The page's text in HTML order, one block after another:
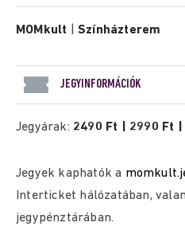
MOMkult |Színházterem
JEGYINFORMÁCIÓK
Jegyárak: 2490 Ft | 2990 Ft
Jegyek kaphatók a
Interticket hálózatában,
jegypénztárában.